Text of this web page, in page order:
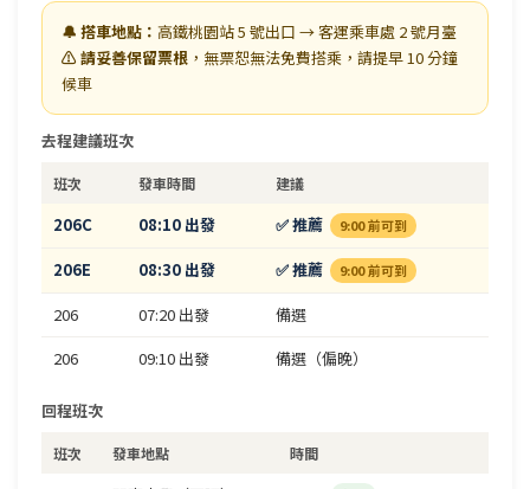
🔔 搭車地點： 高鐵桃園站 5 號出口 → 客運乘車處 2 號月臺
⚠️ 請妥善保留票根 ，無票恕無法免費搭乘，請提早 10 分鐘
候車
去程建議班次
班次 發車時間 建議
206C 08:10 出發 ✅ 推薦 9:00 前可到
206E 08:30 出發 ✅ 推薦 9:00 前可到
206 07:20 出發
備選
206
09:10 出發 備選（偏晚）
回程班次
班次 發車地點 時間